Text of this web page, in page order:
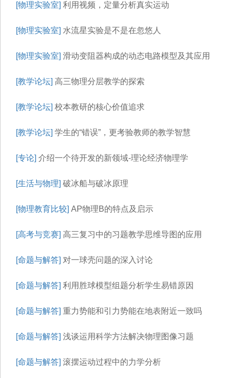
[物理实验室] 利用视频，定量分析真实运动
[物理实验室] 水流星实验是不是在忽悠人
[物理实验室] 滑动变阻器构成的动态电路模型及其应用
[教学论坛] 高三物理分层教学的探索
[教学论坛] 校本教研的核心价值追求
[教学论坛] 学生的“错误”，更考验教师的教学智慧
[专论] 介绍一个待开发的新领域-理论经济物理学
[生活与物理] 破冰船与破冰原理
[物理教育比较] AP物理B的特点及启示
[高考与竞赛] 高三复习中的习题教学思维导图的应用
[命题与解答] 对一球壳问题的深入讨论
[命题与解答] 利用胜球模型组题分析学生易错原因
[命题与解答] 重力势能和引力势能在地表附近一致吗
[命题与解答] 浅谈运用科学方法解决物理图像习题
[命题与解答] 滚摆运动过程中的力学分析